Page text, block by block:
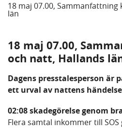
18 maj 07.00,
län
18 maj 07.00,
och natt, Hallands
Dagens presstalesperson är
ett urval av nattens
02:08 skadegörelse genom
Flera samtal inkommer till